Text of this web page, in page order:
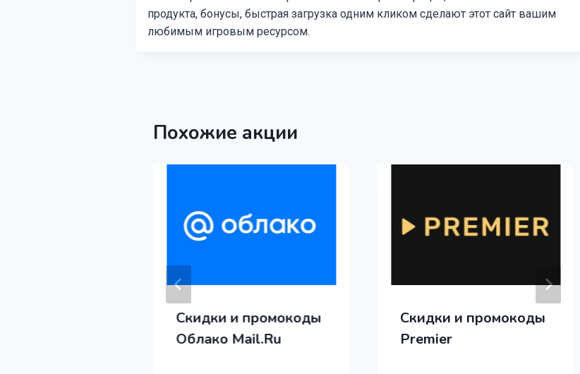
продукта, бонусы, быстрая загрузка одним кликом сделают этот сайт вашим
любимым игровым ресурсом.
Похожие акции
Скидки и промокоды
Облако Mail.Ru
Скидки и промокоды
Premier